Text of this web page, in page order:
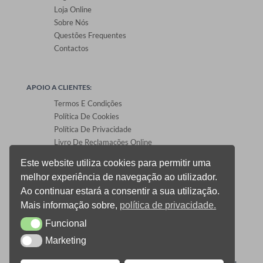
Loja Online
Sobre Nós
Questões Frequentes
Contactos
APOIO A CLIENTES:
Termos E Condições
Política De Cookies
Política De Privacidade
Livro De Reclamações Online
ÁREA DE CLIENTES:
Registo E Login
Carrinho De Compras
CheckOut
Gestão De Encomendas
Este website utiliza cookies para permitir uma
melhor experiência de navegação ao utilizador.
Ao continuar estará a consentir a sua utilização.
Mais informação sobre, política de privacidade.
FuncionalFuncional
MarketingMarketing